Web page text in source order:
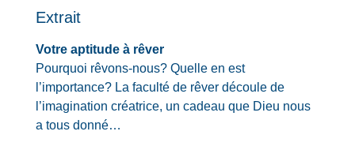
Extrait
Votre aptitude à rêver
Pourquoi rêvons-nous? Quelle en est
l’importance? La faculté de rêver découle de
l’imagination créatrice, un cadeau que Dieu nous
a tous donné…